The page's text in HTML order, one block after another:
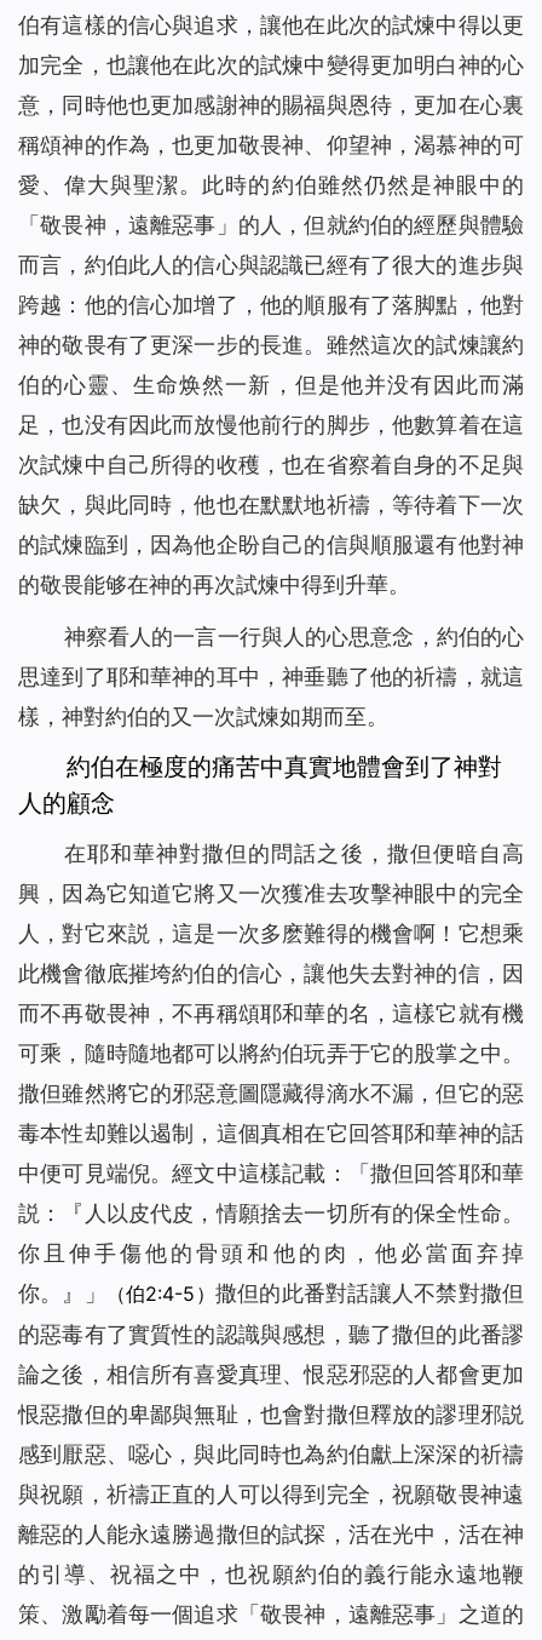
伯有這樣的信心與追求，讓他在此次的試煉中得以更
加完全，也讓他在此次的試煉中變得更加明白神的心
意，同時他也更加感謝神的賜福與恩待，更加在心裏
稱頌神的作為，也更加敬畏神、仰望神，渴慕神的可
愛、偉大與聖潔。此時的約伯雖然仍然是神眼中的
「敬畏神，遠離惡事」的人，但就約伯的經歷與體驗
而言，約伯此人的信心與認識已經有了很大的進步與
跨越：他的信心加增了，他的順服有了落脚點，他對
神的敬畏有了更深一步的長進。雖然這次的試煉讓約
伯的心靈、生命焕然一新，但是他并没有因此而滿
足，也没有因此而放慢他前行的脚步，他數算着在這
次試煉中自己所得的收穫，也在省察着自身的不足與
缺欠，與此同時，他也在默默地祈禱，等待着下一次
的試煉臨到，因為他企盼自己的信與順服還有他對神
的敬畏能够在神的再次試煉中得到升華。
神察看人的一言一行與人的心思意念，約伯的心
思達到了耶和華神的耳中，神垂聽了他的祈禱，就這
樣，神對約伯的又一次試煉如期而至。
約伯在極度的痛苦中真實地體會到了神對
人的顧念
在耶和華神對撒但的問話之後，撒但便暗自高
興，因為它知道它將又一次獲准去攻擊神眼中的完全
人，對它來説，這是一次多麽難得的機會啊！它想乘
此機會徹底摧垮約伯的信心，讓他失去對神的信，因
而不再敬畏神，不再稱頌耶和華的名，這樣它就有機
可乘，隨時隨地都可以將約伯玩弄于它的股掌之中。
撒但雖然將它的邪惡意圖隱藏得滴水不漏，但它的惡
毒本性却難以遏制，這個真相在它回答耶和華神的話
中便可見端倪。經文中這樣記載：「撒但回答耶和華
説：『人以皮代皮，情願捨去一切所有的保全性命。
你且伸手傷他的骨頭和他的肉，他必當面弃掉
你。』」
（伯2:4-5） 撒但的此番對話讓人不禁對撒但
的惡毒有了實質性的認識與感想，聽了撒但的此番謬
論之後，相信所有喜愛真理、恨惡邪惡的人都會更加
恨惡撒但的卑鄙與無耻，也會對撒但釋放的謬理邪説
感到厭惡、噁心，與此同時也為約伯獻上深深的祈禱
與祝願，祈禱正直的人可以得到完全，祝願敬畏神遠
離惡的人能永遠勝過撒但的試探，活在光中，活在神
的引導、祝福之中，也祝願約伯的義行能永遠地鞭
策、激勵着每一個追求「敬畏神，遠離惡事」之道的